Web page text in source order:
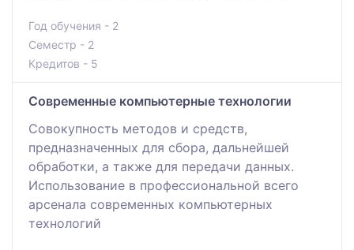
Год обучения - 2
Семестр - 2
Кредитов - 5
Современные компьютерные технологии
Совокупность методов и средств,
предназначенных для сбора, дальнейшей
обработки, а также для передачи данных.
Использование в профессиональной всего
арсенала современных компьютерных
технологий